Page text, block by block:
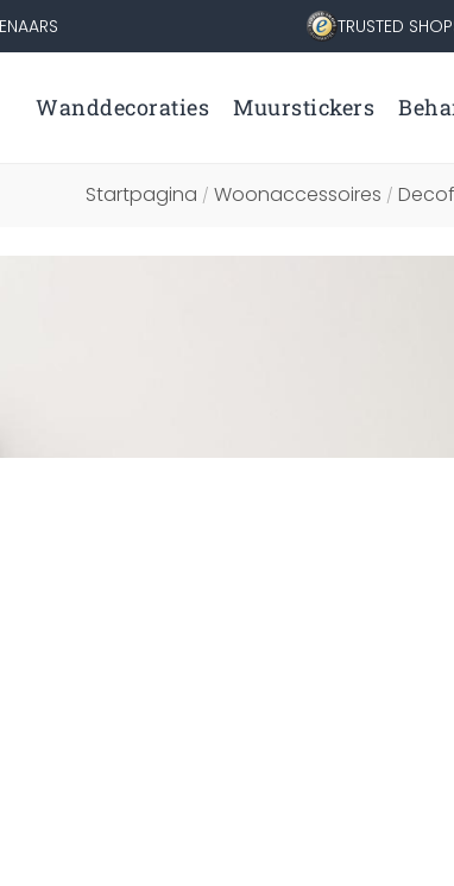
TRUSTED
Wanddecoraties Muurstickers
Startpagina / Woonaccessoires /